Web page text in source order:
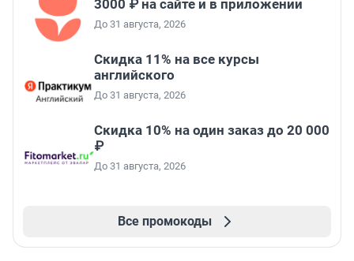
3000 ₽ на сайте и в приложении
До 31 августа, 2026
Скидка 11% на все курсы
английского
До 31 августа, 2026
Скидка 10% на один заказ до 20 000
₽
До 31 августа, 2026
Все промокоды